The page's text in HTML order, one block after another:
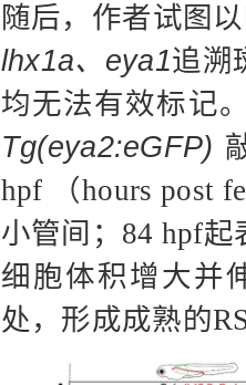
随后，作者试图
lhx1a、eya1追溯
均无法有效标记
Tg(eya2:eGFP)
hpf （hours post
小管间；84 hpf起
细胞体积增大并
处，形成成熟的